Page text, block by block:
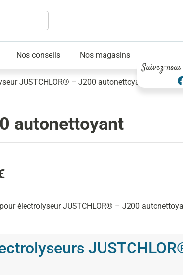
Nos conseils Nos magasins
Suivez-
JUSTCHLOR® – J200 autonettoyant
autonettoyant
électrolyseur JUSTCHLOR® – J200